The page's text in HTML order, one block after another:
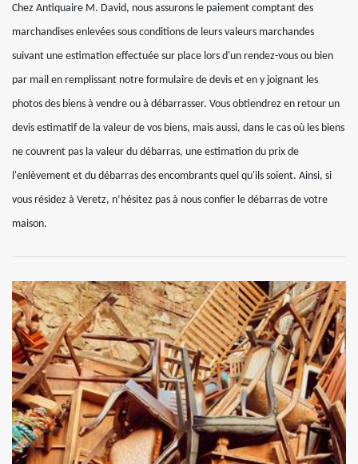
Chez Antiquaire M. David, nous assurons le paiement comptant des
marchandises enlevées sous conditions de leurs valeurs marchandes
suivant une estimation effectuée sur place lors d'un rendez-vous ou bien
par mail en remplissant notre formulaire de devis et en y joignant les
photos des biens à vendre ou à débarrasser. Vous obtiendrez en retour un
devis estimatif de la valeur de vos biens, mais aussi, dans le cas où les biens
ne couvrent pas la valeur du débarras, une estimation du prix de
l'enlèvement et du débarras des encombrants quel qu'ils soient. Ainsi, si
vous résidez à Veretz, n’hésitez pas à nous confier le débarras de votre
maison.